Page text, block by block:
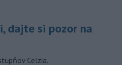
dajte si pozor na
Celzia.